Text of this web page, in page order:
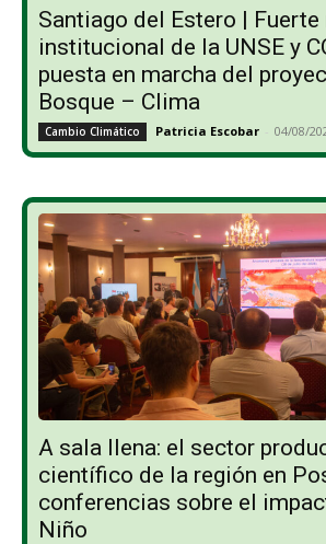
Santiago del Estero |
institucional de la UNSE y
puesta en marcha del
Bosque – Clima
Cambio Climático Patricia Escobar - 04/08/
A sala llena: el sector
científico de la región en
conferencias sobre el
Niño